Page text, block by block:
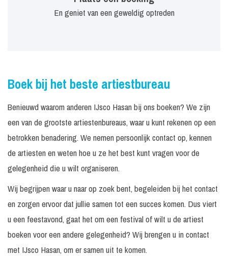
En geniet van een geweldig optreden
Boek bij het beste artiestbureau
Benieuwd waarom anderen IJsco Hasan bij ons boeken? We zijn
een van de grootste artiestenbureaus, waar u kunt rekenen op een
betrokken benadering. We nemen persoonlijk contact op, kennen
de artiesten en weten hoe u ze het best kunt vragen voor de
gelegenheid die u wilt organiseren.
Wij begrijpen waar u naar op zoek bent, begeleiden bij het contact
en zorgen ervoor dat jullie samen tot een succes komen. Dus viert
u een feestavond, gaat het om een festival of wilt u de artiest
boeken voor een andere gelegenheid? Wij brengen u in contact
met IJsco Hasan, om er samen uit te komen.